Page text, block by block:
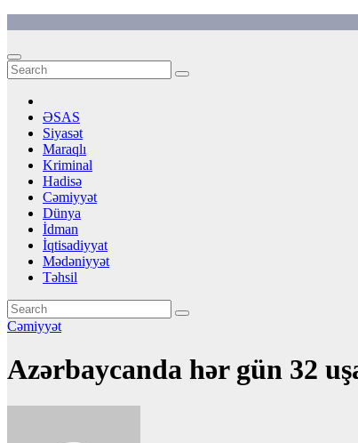
content
ƏSAS
Siyasət
Maraqlı
Kriminal
Hadisə
Cəmiyyət
Dünya
İdman
İqtisadiyyat
Mədəniyyət
Təhsil
Cəmiyyət
Azərbaycanda hər gün 32